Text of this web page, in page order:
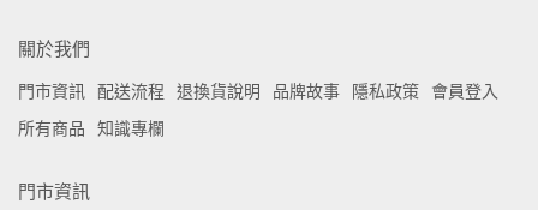
關於我們
門市資訊 配送流程 退換貨說明 品牌故事 隱私政策
會員登入
所有商品
知識專欄
門市資訊